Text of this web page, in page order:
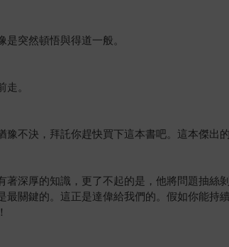
突然頓悟與得道一般。
。
不決，拜託你趕快買下這本書吧。這本傑出的
深厚的知識，更了不起的是，他將問題抽絲
關鍵的。這正是達偉給我們的。假如你能持